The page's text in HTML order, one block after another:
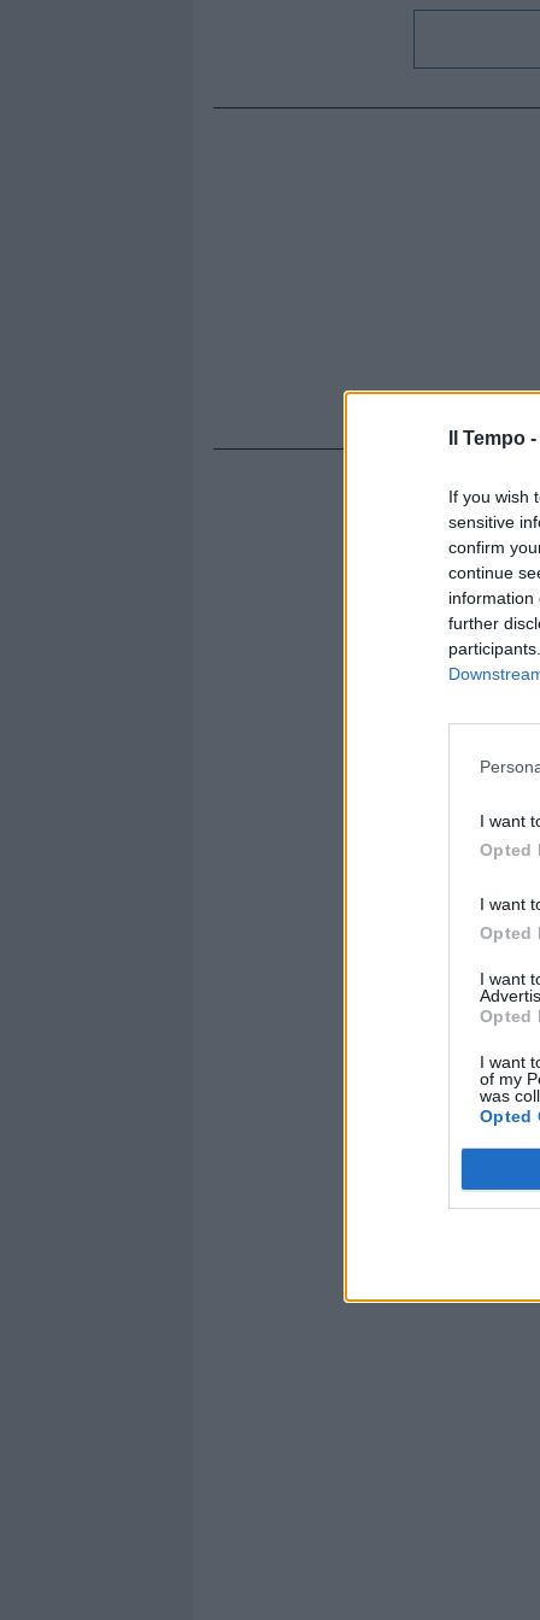
Il Tempo -
If you wish
sensitive
confirm
continue
information
further
I want
Opted
I want
Opted
I want
Opted
I want
of my
was
Opted